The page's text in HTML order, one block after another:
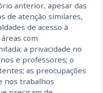
anterior, apesar das
de atenção similares,
de acesso à
com
a privacidade no
e professores; o
as preocupações
nos trabalhos